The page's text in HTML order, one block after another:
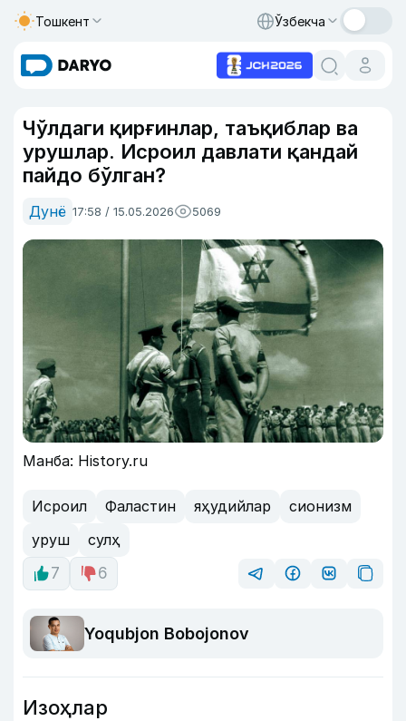
Тошкент Ўзбекча
Чўлдаги қирғинлар, таъқиблар ва
урушлар. Исроил давлати қандай
пайдо бўлган?
Дунё 17:58 / 15.05.2026 5069
Манба: History.ru
Исроил Фаластин яҳудийлар
сионизм
уруш
сулҳ
7
6
Yoqubjon Bobojonov
Изоҳлар